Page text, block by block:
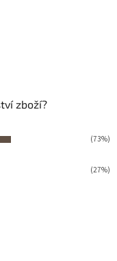
zboží?
(73%)
(27%)